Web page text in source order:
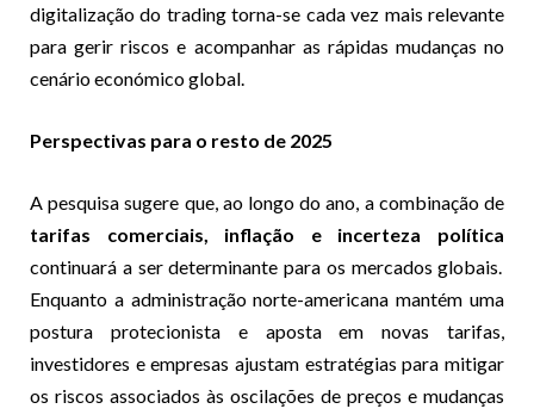
digitalização do trading torna-se cada vez mais relevante
para gerir riscos e acompanhar as rápidas mudanças no
cenário económico global.
Perspectivas para o resto de 2025
A pesquisa sugere que, ao longo do ano, a combinação de
tarifas comerciais, inflação e incerteza política
continuará a ser determinante para os mercados globais.
Enquanto a administração norte-americana mantém uma
postura protecionista e aposta em novas tarifas,
investidores e empresas ajustam estratégias para mitigar
os riscos associados às oscilações de preços e mudanças